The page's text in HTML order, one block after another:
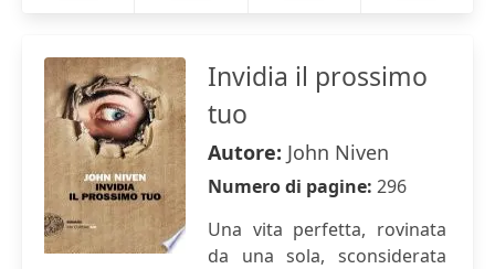
Invidia il prossimo
tuo
Autore: John Niven
Numero di pagine: 296
Una vita perfetta, rovinata
da una sola, sconsiderata